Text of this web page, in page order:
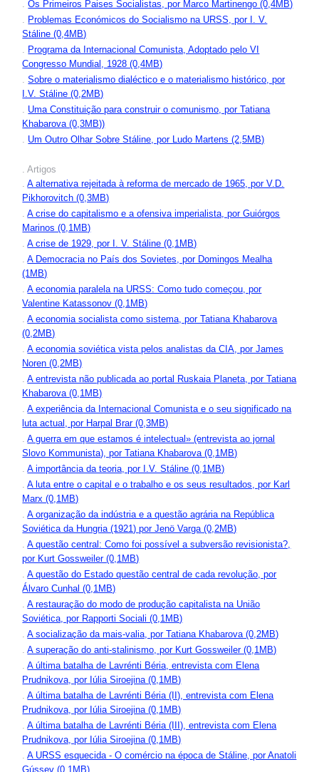
.Os Primeiros Paises Socialistas, por Marco Martinengo (0,4MB)
. Problemas Económicos do Socialismo na URSS, por I. V.
Stáline (0,4MB)
. Programa da Internacional Comunista, Adoptado pelo VI
Congresso Mundial, 1928 (0,4MB)
.Sobre o materialismo dialéctico e o materialismo histórico, por
I.V. Stáline (0,2MB)
. Uma Constituição para construir o comunismo, por Tatiana
Khabarova (0,3MB))
. Um Outro Olhar Sobre Stáline, por Ludo Martens (2,5MB)
. Artigos
.A alternativa rejeitada à reforma de mercado de 1965, por V.D.
Pikhorovitch (0,3MB)
.A crise do capitalismo e a ofensiva imperialista, por Guiórgos
Marinos (0,1MB)
.A crise de 1929, por I. V. Stáline (0,1MB)
.A Democracia no País dos Sovietes, por Domingos Mealha
(1MB)
.A economia paralela na URSS: Como tudo começou, por
Valentine Katassonov (0,1MB)
.A economia socialista como sistema, por Tatiana Khabarova
(0,2MB)
.A economia soviética vista pelos analistas da CIA, por James
Noren (0,2MB)
.A entrevista não publicada ao portal Ruskaia Planeta, por Tatiana
Khabarova (0,1MB)
.A experiência da Internacional Comunista e o seu significado na
luta actual, por Harpal Brar (0,3MB)
.A guerra em que estamos é intelectual» (entrevista ao jornal
Slovo Kommunista), por Tatiana Khabarova (0,1MB)
.A importância da teoria, por I.V. Stáline (0,1MB)
.A luta entre o capital e o trabalho e os seus resultados, por Karl
Marx (0,1MB)
.A organização da indústria e a questão agrária na República
Soviética da Hungria (1921) por Jenö Varga (0,2MB)
.A questão central: Como foi possível a subversão revisionista?,
por Kurt Gossweiler (0,1MB)
.A questão do Estado questão central de cada revolução, por
Álvaro Cunhal (0,1MB)
.A restauração do modo de produção capitalista na União
Soviética, por Rapporti Sociali (0,1MB)
.A socialização da mais-valia, por Tatiana Khabarova (0,2MB)
.A superação do anti-stalinismo, por Kurt Gossweiler (0,1MB)
.A última batalha de Lavrénti Béria, entrevista com Elena
Prudnikova, por Iúlia Siroejina (0,1MB)
.A última batalha de Lavrénti Béria (II), entrevista com Elena
Prudnikova, por Iúlia Siroejina (0,1MB)
.A última batalha de Lavrénti Béria (III), entrevista com Elena
Prudnikova, por Iúlia Siroejina (0,1MB)
.A URSS esquecida - O comércio na época de Stáline, por Anatoli
Gússev (0,1MB)